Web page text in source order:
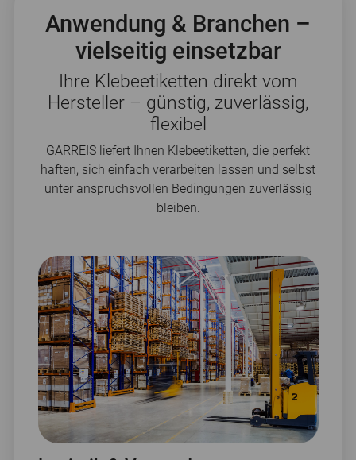
Anwendung & Branchen –
vielseitig einsetzbar
Ihre Klebeetiketten direkt vom
Hersteller – günstig, zuverlässig,
flexibel
GARREIS liefert Ihnen Klebeetiketten, die perfekt
haften, sich einfach verarbeiten lassen und selbst
unter anspruchsvollen Bedingungen zuverlässig
bleiben.